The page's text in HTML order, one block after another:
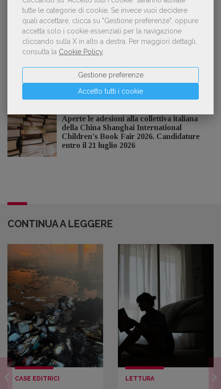
tutte le categorie di cookie. Se invece vuoi decidere
quali accettare, clicca su "Gestione preferenze", oppure
accetta solo i cookie essenziali per la navigazione
cliccando sulla X in alto a destra.
Per maggiori dettagli,
consulta la Cookie Policy
Accetto tutti i cookie
Gestione preferenze
NOTIZIE DALL'AIE
Il Premio Inge Feltrinelli apre le
candidature per la quinta edizione,
dedicata al tema della pace
Aperte le adesioni alla collettiva italiana
della China Shanghai International
Children's Book Fair 2026. Candidature
entro il 21 luglio 2026
CONTINUA A LEGGERE
CASE EDITRICI LETTURA